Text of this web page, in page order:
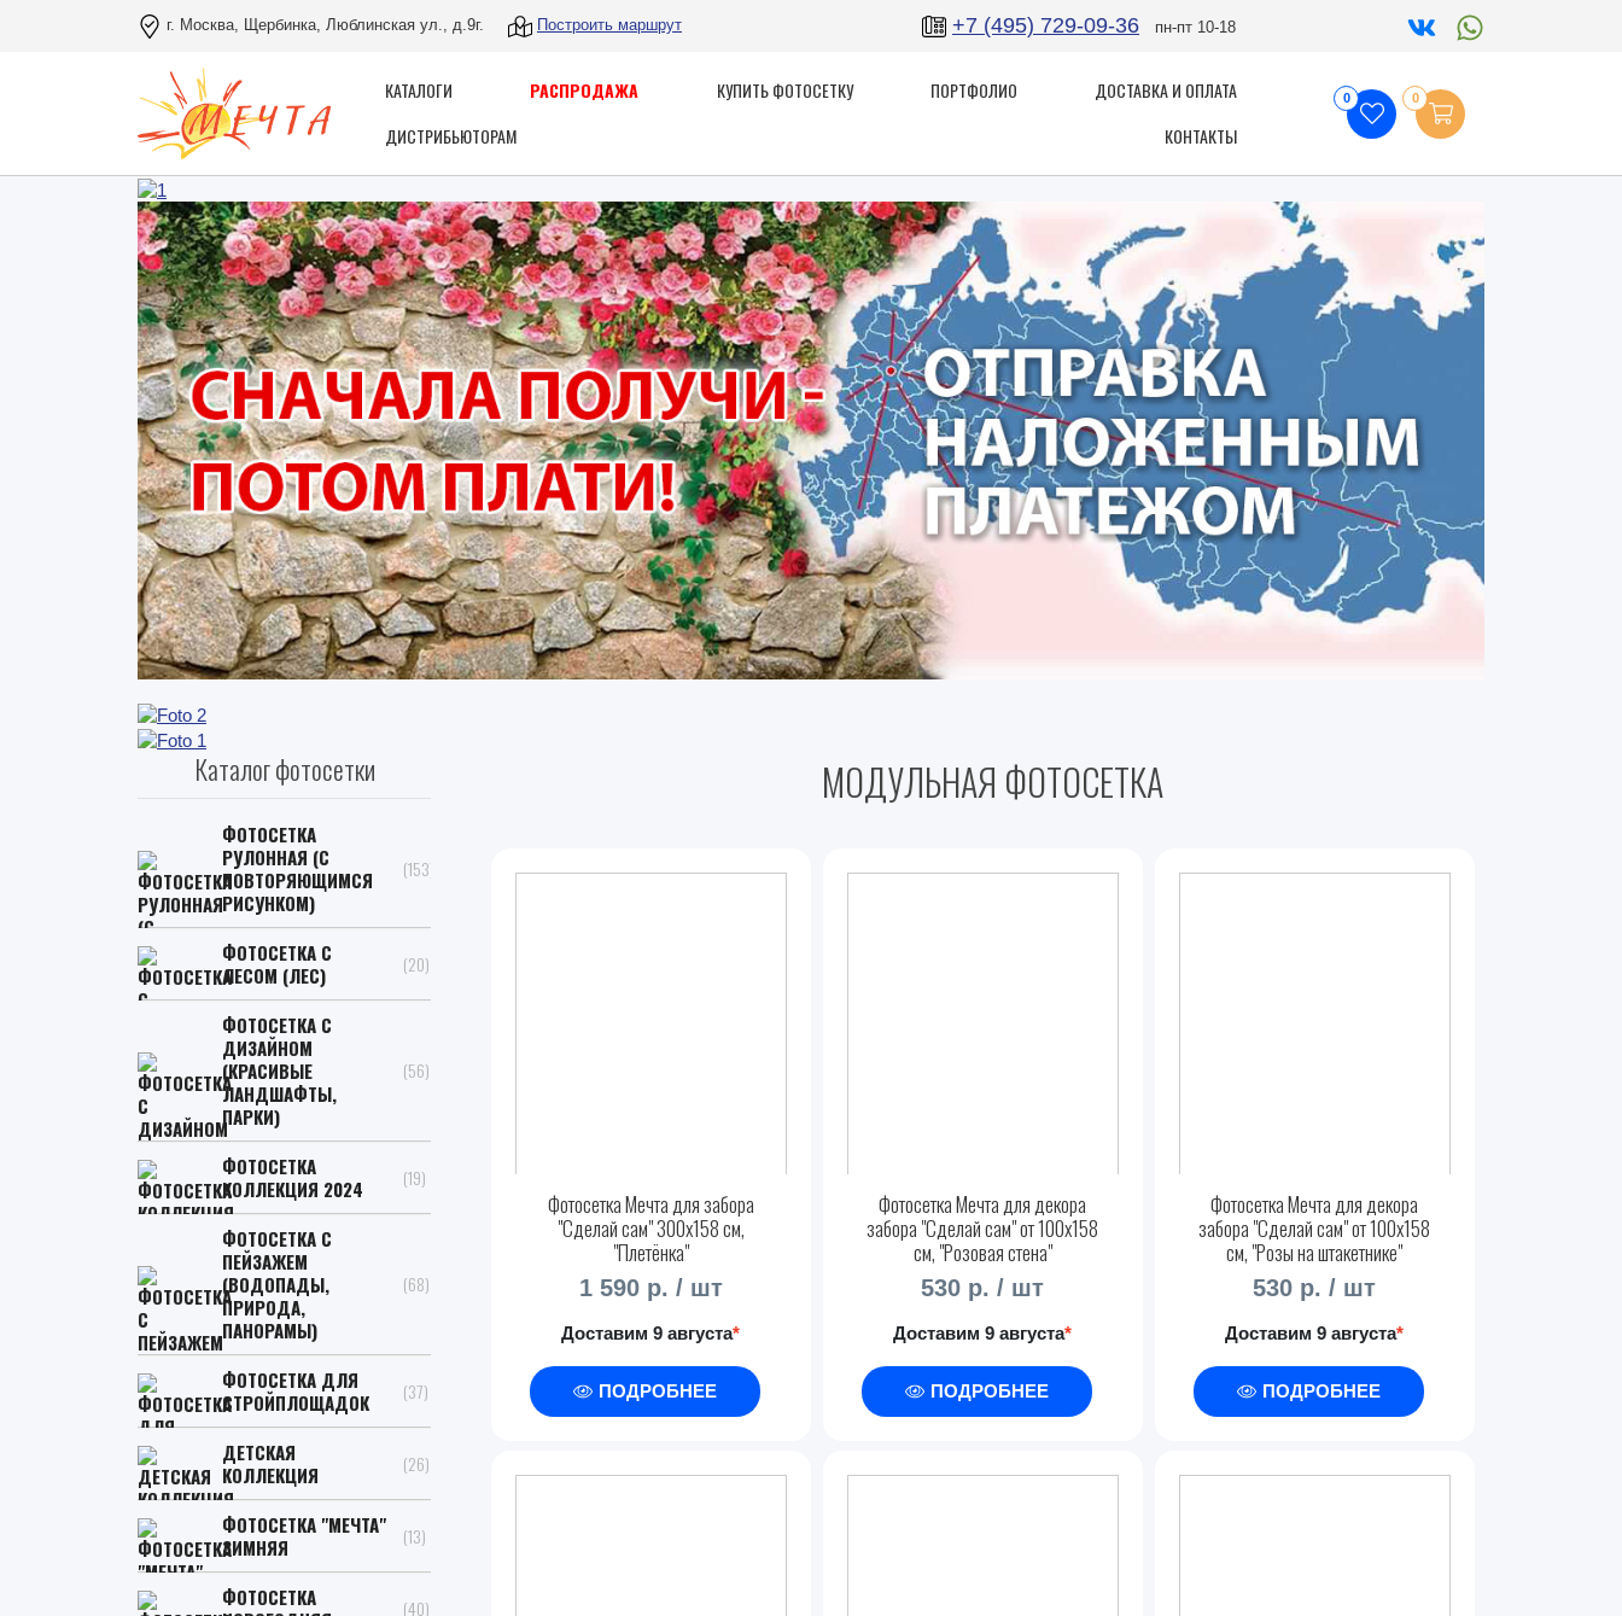
г. Москва, Щербинка, Люблинская ул., д.9г. Построить маршрут +7 (495) 729-09-36 пн-пт 10-18
КАТАЛОГИ РАСПРОДАЖА КУПИТЬ ФОТОСЕТКУ ПОРТФОЛИО
ДОСТАВКА И ОПЛАТА
ДИСТРИБЬЮТОРАМ
КОНТАКТЫ
0 0
МОДУЛЬНАЯ ФОТОСЕТКА
Фотосетка Мечта для забора
"Сделай сам" 300x158 см,
"Плетёнка"
1 590 р. / шт
Доставим 9 августа*
ПОДРОБНЕЕ
Фотосетка Мечта для декора
забора "Сделай сам" от 100x158
см, "Розовая стена"
530 р. / шт
Доставим 9 августа*
ПОДРОБНЕЕ
Фотосетка Мечта для декора
забора "Сделай сам" от 100x158
см, "Розы на штакетнике"
530 р. / шт
Доставим 9 августа*
ПОДРОБНЕЕ
Каталог фотосетки
ФОТОСЕТКА
РУЛОННАЯ (С
ПОВТОРЯЮЩИМСЯ
РИСУНКОМ)
(153)
ФОТОСЕТКА С
ЛЕСОМ (ЛЕС)
(20)
ФОТОСЕТКА С
ДИЗАЙНОМ
(КРАСИВЫЕ
ЛАНДШАФТЫ,
ПАРКИ)
(56)
ФОТОСЕТКА
КОЛЛЕКЦИЯ 2024
(19)
ФОТОСЕТКА С
ПЕЙЗАЖЕМ
(ВОДОПАДЫ,
ПРИРОДА,
ПАНОРАМЫ)
(68)
ФОТОСЕТКА ДЛЯ
СТРОЙПЛОЩАДОК
(37)
ДЕТСКАЯ
КОЛЛЕКЦИЯ
(26)
ФОТОСЕТКА "МЕЧТА"
ЗИМНЯЯ
(13)
ФОТОСЕТКА
(40)